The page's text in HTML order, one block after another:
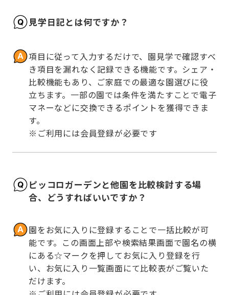
見学日記とは何ですか？
項目に従って入力するだけで、園見学で確認すべ
き項目を漏れなく記録できる機能です。シェア・
比較機能もあり、ご家庭での最適な園選びに役
立ちます。一部の園では条件を満たすことで電子
マネーなどに交換できるポイントを獲得できま
す。
※ご利用には会員登録が必要です
ピッコロガーデンと他園を比較検討する場
合、どうすればいいですか？
園をお気に入りに登録することで一括比較が可
能です。この画面上部や検索結果画面で園名の横
にある☆マークを押してお気に入り登録を行
い、お気に入り一覧画面にて比較表がご覧いた
だけます。